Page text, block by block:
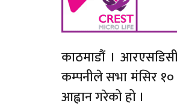
काठमाडौं ।
कम्पनीले सभा मंसिर
आह्वान गरेको हो ।